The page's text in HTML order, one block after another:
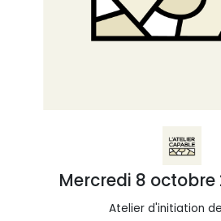
Mercredi 8 octobre
Atelier d'initiation